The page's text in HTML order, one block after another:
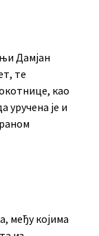
Дамјан
те
као
уручена је и
међу којима